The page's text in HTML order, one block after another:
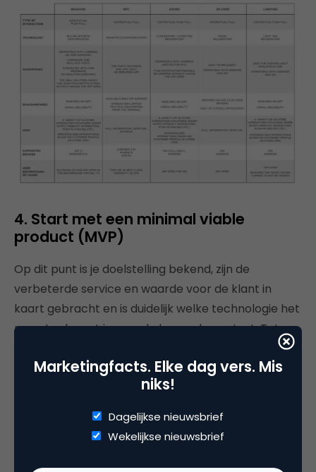
4. Start met een minimal viable
product (MVP)
Op dit punt is je doelstelling bekend, zijn de
verbeterde service en waarde voor de klant in
kaart gebracht en is duidelijk welke technologie het
meest relevant is voor de beoogde context. Tot
zover het denkwerk. Nu de vraag: hoe maken we zo
snel mogelijk een pilot?
biedt op deze vraag is het minimum viable product
(MVP), ook wel het minimaal werkbare product. Het
Marketingfacts. Elke dag vers. Mis
niks!
Dagelijkse nieuwsbrief
Wekelijkse nieuwsbrief